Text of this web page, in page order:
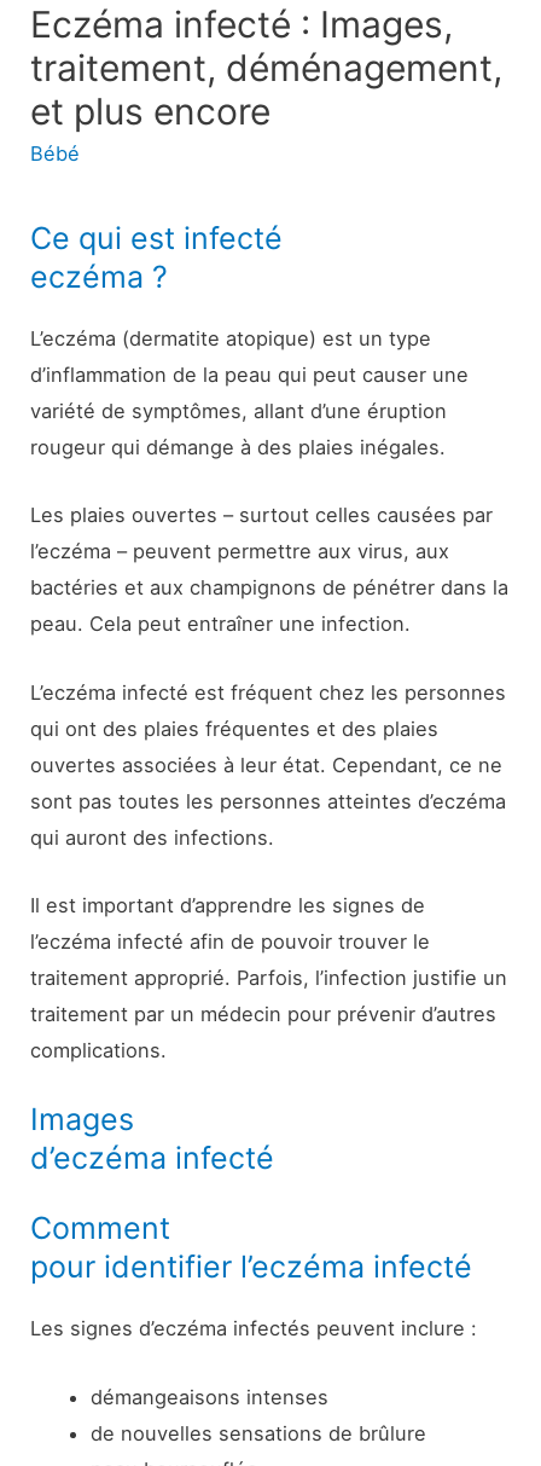
Eczéma infecté : Images,
traitement, déménagement,
et plus encore
Bébé
Ce qui est infecté
eczéma ?
L’eczéma (dermatite atopique) est un type
d’inflammation de la peau qui peut causer une
variété de symptômes, allant d’une éruption
rougeur qui démange à des plaies inégales.
Les plaies ouvertes – surtout celles causées par
l’eczéma – peuvent permettre aux virus, aux
bactéries et aux champignons de pénétrer dans la
peau. Cela peut entraîner une infection.
L’eczéma infecté est fréquent chez les personnes
qui ont des plaies fréquentes et des plaies
ouvertes associées à leur état. Cependant, ce ne
sont pas toutes les personnes atteintes d’eczéma
qui auront des infections.
Il est important d’apprendre les signes de
l’eczéma infecté afin de pouvoir trouver le
traitement approprié. Parfois, l’infection justifie un
traitement par un médecin pour prévenir d’autres
complications.
Images
d’eczéma infecté
Comment
pour identifier l’eczéma infecté
Les signes d’eczéma infectés peuvent inclure :
démangeaisons intenses
de nouvelles sensations de brûlure